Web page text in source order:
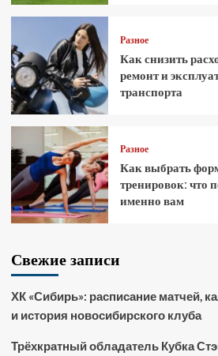
Разное
Как снизить
ремонт и
транспорта
Разное
Как выбрать
тренировок: что
именно вам
Свежие записи
ХК «Сибирь»: расписание матчей,
и история новосибирского клуба
Трёхкратный обладатель Кубка